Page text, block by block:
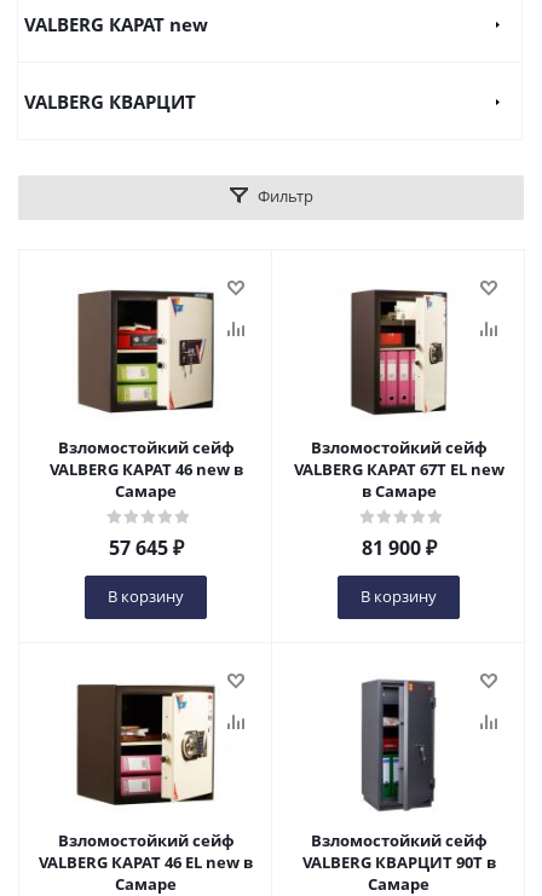
VALBERG КАРАТ new
VALBERG КВАРЦИТ
Фильтр
Взломостойкий сейф
VALBERG КАРАТ 46 new в
Самаре
57 645₽
В корзину
Взломостойкий сейф
VALBERG КАРАТ 67T EL new
в Самаре
81 900₽
В корзину
Взломостойкий сейф
VALBERG КАРАТ 46 EL new в
Самаре
Взломостойкий сейф
VALBERG КВАРЦИТ 90Т в
Самаре